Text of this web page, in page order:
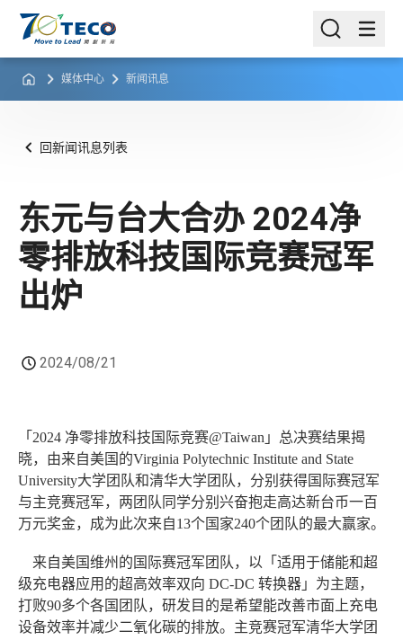
媒体中心 新闻讯息
回新闻讯息列表
东元与台大合办 2024净
零排放科技国际竞赛冠军
出炉
2024/08/21
「 2024 净零排放科技国际竞赛@Taiwan 」总决赛结果揭
晓，由来自美国的Virginia Polytechnic Institute and State
University大学团队和清华大学团队，分别获得国际赛冠军
与主竞赛冠军，两团队同学分别兴奋抱走高达新台币一百
万元奖金，成为此次来自13个国家240个团队的最大赢家。
来自美国维州的国际赛冠军团队，以「适用于储能和超
级充电器应用的超高效率双向 DC-DC 转换器」为主题，
打败90多个各国团队，研发目的是希望能改善市面上充电
设备效率并减少二氧化碳的排放。主竞赛冠军清华大学团